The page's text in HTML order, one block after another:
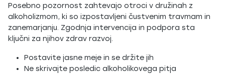
Posebno pozornost zahtevajo otroci v družinah z
alkoholizmom, ki so izpostavljeni čustvenim travmam in
zanemarjanju. Zgodnja intervencija in podpora sta
ključni za njihov zdrav razvoj.
Postavite jasne meje in se držite jih
Ne skrivajte posledic alkoholikovega pitja